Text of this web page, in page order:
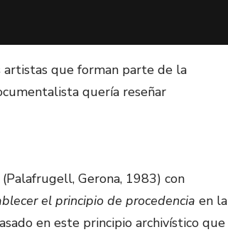
que forman parte de la
quería reseñar
Gerona, 1983) con
el principio de procedencia en la
en este principio archivístico que